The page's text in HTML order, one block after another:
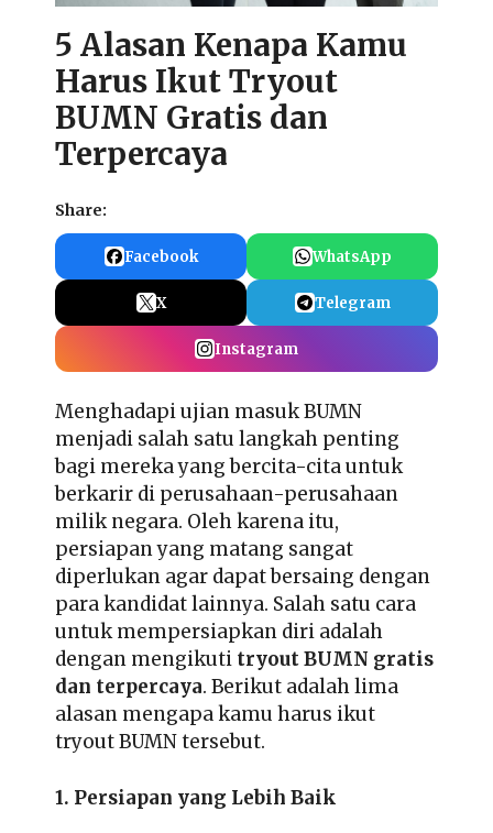
5 Alasan Kenapa Kamu
Harus Ikut Tryout
BUMN Gratis dan
Terpercaya
Share:
Facebook WhatsApp
X Telegram
Instagram
Menghadapi ujian masuk BUMN
menjadi salah satu langkah penting
bagi mereka yang bercita-cita untuk
berkarir di perusahaan-perusahaan
milik negara. Oleh karena itu,
persiapan yang matang sangat
diperlukan agar dapat bersaing dengan
para kandidat lainnya. Salah satu cara
untuk mempersiapkan diri adalah
dengan mengikuti tryout BUMN gratis
dan terpercaya. Berikut adalah lima
alasan mengapa kamu harus ikut
tryout BUMN tersebut.
1. Persiapan yang Lebih Baik